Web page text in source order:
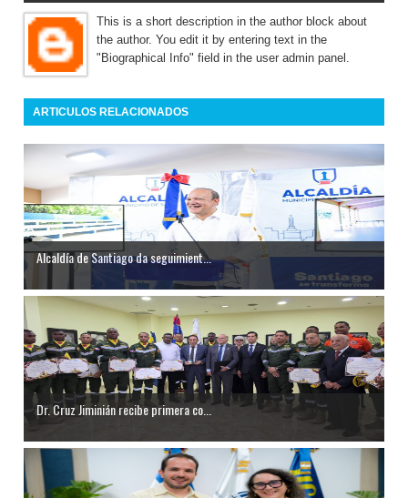
This is a short description in the author block about
the author. You edit it by entering text in the
"Biographical Info" field in the user admin panel.
ARTICULOS RELACIONADOS
Alcaldía de Santiago da seguimient...
Dr. Cruz Jiminián recibe primera co...